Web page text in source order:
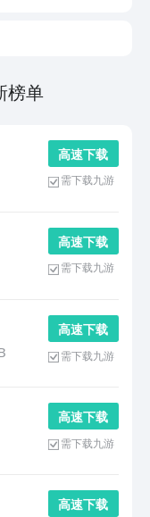
榜单
高 速 下 载
需下载九游
高 速 下 载
需下载九游
高 速 下 载
需下载九游
高 速 下 载
需下载九游
高 速 下 载